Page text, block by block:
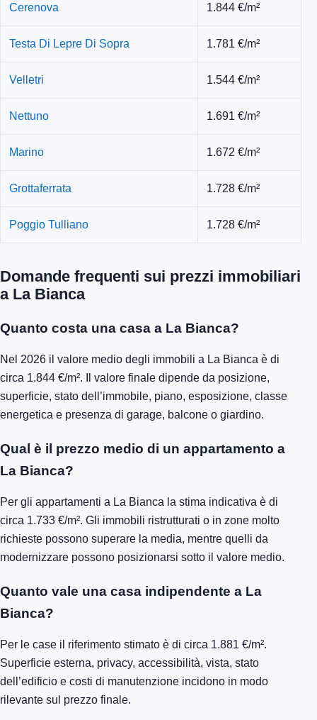
Cerenova 1.844 €/m²
Testa Di Lepre Di Sopra 1.781 €/m²
Velletri 1.544 €/m²
Nettuno 1.691 €/m²
Marino 1.672 €/m²
Grottaferrata 1.728 €/m²
Poggio Tulliano 1.728 €/m²
Domande frequenti sui prezzi immobiliari
a La Bianca
Quanto costa una casa a La Bianca?
Nel 2026 il valore medio degli immobili a La Bianca è di
circa 1.844 €/m². Il valore finale dipende da posizione,
superficie, stato dell’immobile, piano, esposizione, classe
energetica e presenza di garage, balcone o giardino.
Qual è il prezzo medio di un appartamento a
La Bianca?
Per gli appartamenti a La Bianca la stima indicativa è di
circa 1.733 €/m². Gli immobili ristrutturati o in zone molto
richieste possono superare la media, mentre quelli da
modernizzare possono posizionarsi sotto il valore medio.
Quanto vale una casa indipendente a La
Bianca?
Per le case il riferimento stimato è di circa 1.881 €/m².
Superficie esterna, privacy, accessibilità, vista, stato
dell’edificio e costi di manutenzione incidono in modo
rilevante sul prezzo finale.